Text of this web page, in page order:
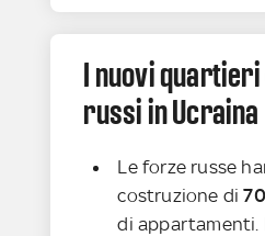
I nuovi
russi in Ucraina
Le forze russe
costruzione di
di appartamenti.